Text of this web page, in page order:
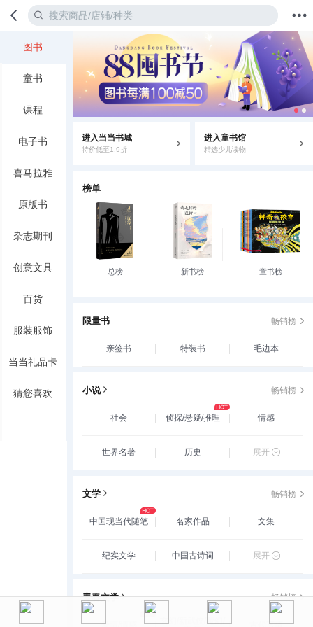
值得买 我的当当
图书
童书
课程
电子书
喜马拉雅
原版书
杂志期刊
创意文具
百货
服装服饰
当当礼品卡
猜您喜欢
进入当当书城
特价低至1.9折
进入童书馆
精选少儿读物
榜单
总榜 新书榜 童书榜
限量书 畅销榜
亲签书 特装书 毛边本
小说 畅销榜
社会 侦探/悬疑/推理 情感
世界名著 历史 展开
文学 畅销榜
中国现当代随笔 名家作品 文集
纪实文学 中国古诗词 展开
青春文学 畅销榜
玄幻/新武侠/魔幻/